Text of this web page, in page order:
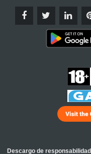
Descargo de responsabilidad